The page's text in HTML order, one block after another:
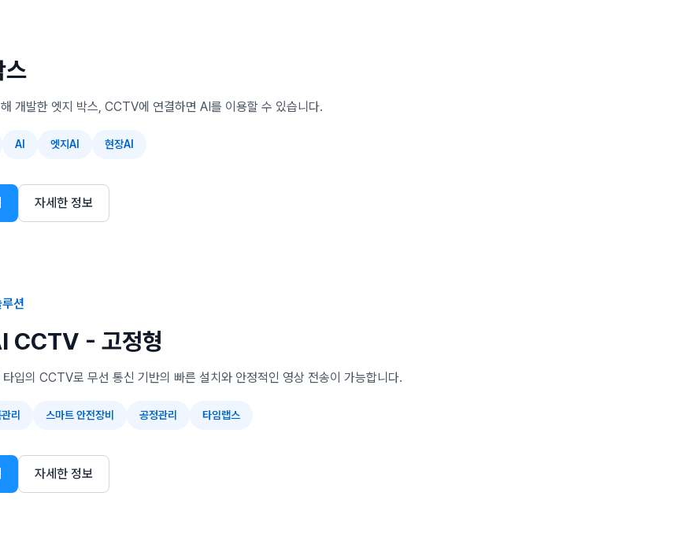
스
개발한 엣지 박스, CCTV에 연결하면 AI를 이용할 수 있습니다.
AI 엣지AI 현장AI
자세한 정보
션
CCTV - 고정형
입의 CCTV로 무선 통신 기반의 빠른 설치와 안정적인 영상 전송이 가능합니다.
리 스마트 안전장비 공정관리 타임랩스
자세한 정보